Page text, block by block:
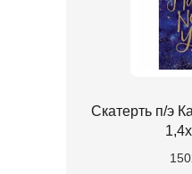
Скатерть п/э